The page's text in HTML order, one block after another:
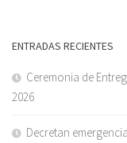
ENTRADAS RECIENTES
Ceremonia de
2026
Decretan